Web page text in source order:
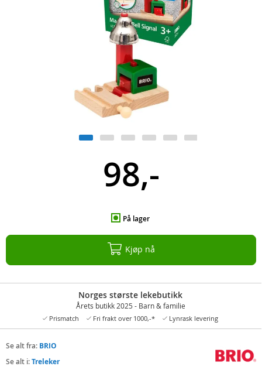
98,-
På lager
Kjøp nå
Norges største lekebutikk
Årets butikk 2025 - Barn & familie
Prismatch Fri frakt over 1000,-* Lynrask levering
Se alt fra: BRIO
Se alt i:Treleker